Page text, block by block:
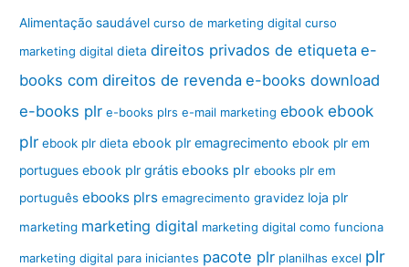
Alimentação saudável curso de marketing digital curso
marketing digital dieta direitos privados de etiqueta e-
books com direitos de revenda e-books download
e-books plr e-books plrs e-mail marketing ebook ebook
plr ebook plr dieta ebook plr emagrecimento ebook plr em
portugues ebook plr grátis ebooks plr ebooks plr em
português ebooks plrs emagrecimento gravidez loja plr
marketing marketing digital marketing digital como funciona
marketing digital para iniciantes pacote plr planilhas excel plr